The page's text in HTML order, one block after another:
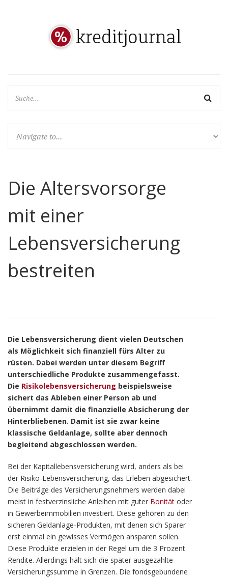
Die Altersvorsorge
mit einer
Lebensversicherung
bestreiten
Die Lebensversicherung dient vielen Deutschen
als Möglichkeit sich finanziell fürs Alter zu
rüsten. Dabei werden unter diesem Begriff
unterschiedliche Produkte zusammengefasst.
Die Risikolebensversicherung beispielsweise
sichert das Ableben einer Person ab und
übernimmt damit die finanzielle Absicherung der
Hinterbliebenen. Damit ist sie zwar keine
klassische Geldanlage, sollte aber dennoch
begleitend abgeschlossen werden.
Bei der Kapitallebensversicherung wird, anders als bei
der Risiko-Lebensversicherung, das Erleben abgesichert.
Die Beiträge des Versicherungsnehmers werden dabei
meist in festverzinsliche Anleihen mit guter Bonität oder
in Gewerbeimmobilien investiert. Diese gehören zu den
sicheren Geldanlage-Produkten, mit denen sich Sparer
erst einmal ein gewisses Vermögen ansparen sollen.
Diese Produkte erzielen in der Regel um die 3 Prozent
Rendite. Allerdings hält sich die später ausgezahlte
Versicherungssumme in Grenzen. Die fondsgebundene